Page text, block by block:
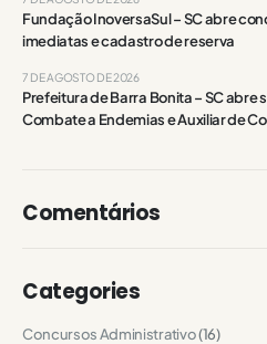
Fundação InoversaSul – SC abre
imediatas e cadastro de reserva
Prefeitura de Barra Bonita – SC abre
Combate a Endemias e Auxiliar de
7 DE AGOSTO DE 2026
Comentários
Categories
Concursos Administrativo(16)